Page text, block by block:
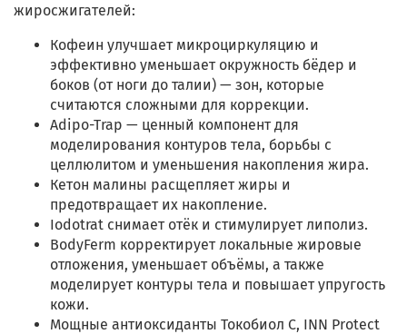
жиросжигателей:
Кофеин улучшает микроциркуляцию и
эффективно уменьшает окружность бёдер и
боков (от ноги до талии) — зон, которые
считаются сложными для коррекции.
Adipo-Trap — ценный компонент для
моделирования контуров тела, борьбы с
целлюлитом и уменьшения накопления жира.
Кетон малины расщепляет жиры и
предотвращает их накопление.
Iodotrat снимает отёк и стимулирует липолиз.
BodyFerm корректирует локальные жировые
отложения, уменьшает объёмы, а также
моделирует контуры тела и повышает упругость
кожи.
Мощные антиоксиданты Токобиол С, INN Protect